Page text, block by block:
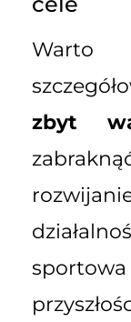
Warto
zbyt